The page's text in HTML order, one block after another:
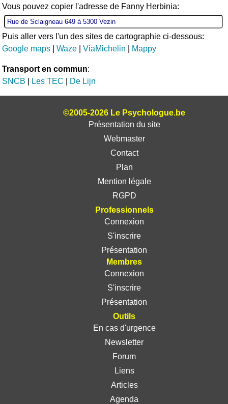
Vous pouvez copier l'adresse de Fanny Herbinia:
Puis aller vers l'un des sites de cartographie ci-dessous:
Google maps |Waze |ViaMichelin Mappy
Transport en commun:
SNCB
Les TEC De Lijn
©2005-2026 Le Psychologue.be
Présentation du site
Webmaster
Contact
Plan
Mention légale
RGPD
Professionnels
Connexion
S'inscrire
Présentation
Membres
Connexion
S'inscrire
Présentation
Outils
En cas d'urgence
Newsletter
Forum
Liens
Articles
Agenda